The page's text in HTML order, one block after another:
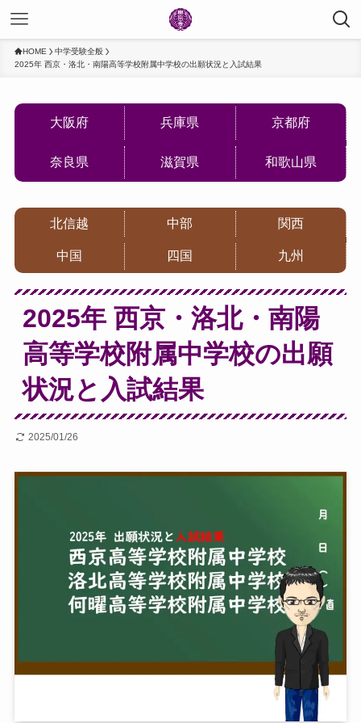
HOME
中学受験全般
2025年 西京・洛北・南陽高等学校附属中学校の出願状況と入試結果
大阪府 兵庫県 京都府
奈良県 滋賀県 和歌山県
北信越 中部 関西
中国 四国 九州
2025年 西京・洛北・南陽
高等学校附属中学校の出願
状況と入試結果
2025/01/26